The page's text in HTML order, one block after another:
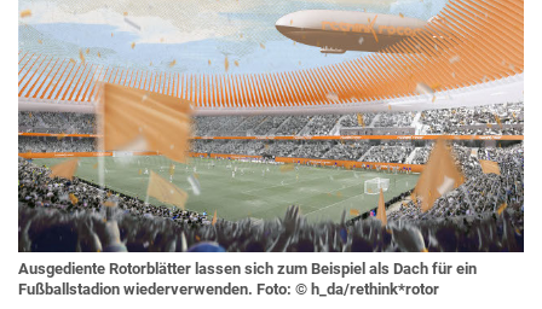
Ausgediente Rotorblätter lassen sich zum Beispiel als Dach für ein
Fußballstadion wiederverwenden. Foto: © h_da/rethink*rotor